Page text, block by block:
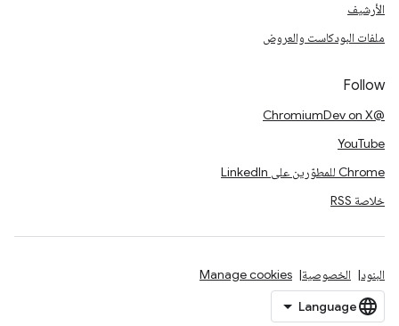
الأرشيف
ملفات البودكاست والعروض
Follow
@ChromiumDev on X
YouTube
Chrome للمطوّرين على LinkedIn
خلاصة RSS
البنود الخصوصية Manage cookies